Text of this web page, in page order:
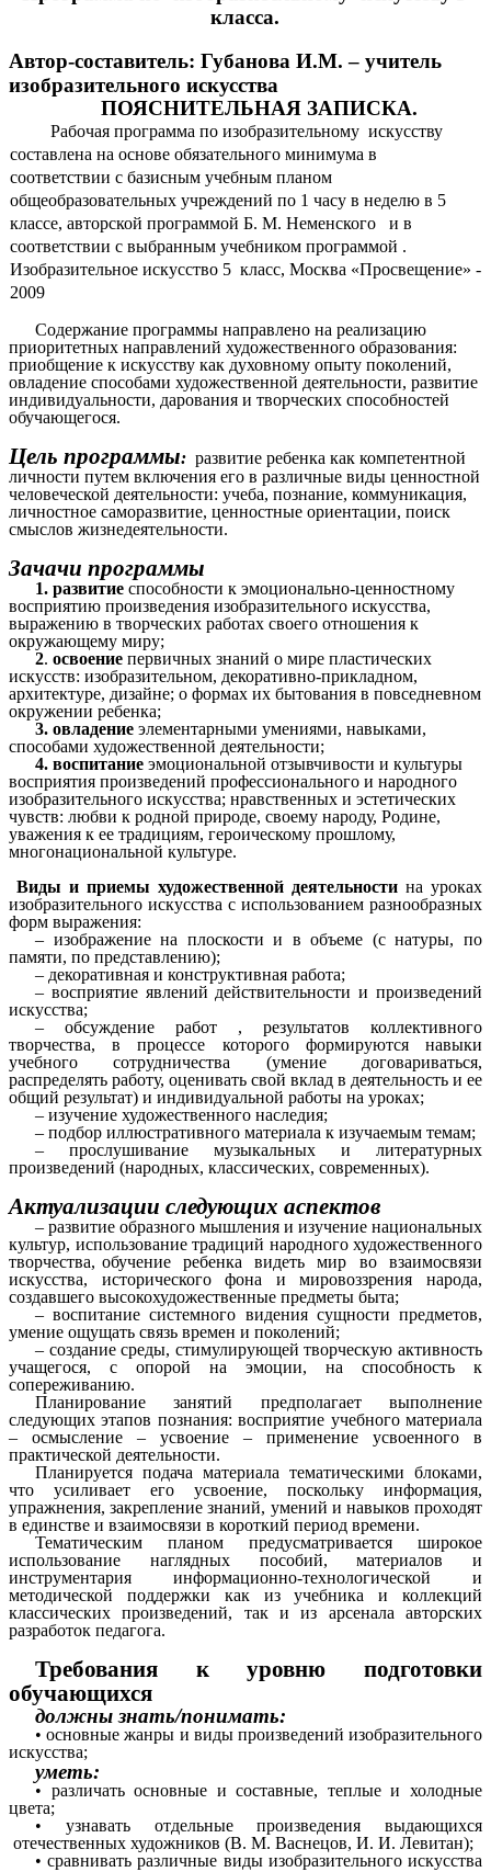
класса.
Автор-составитель: Губанова И.М. – учитель
изобразительного искусства
ПОЯСНИТЕЛЬНАЯ ЗАПИСКА.
Рабочая программа по изобразительному искусству
составлена на основе обязательного минимума в
соответствии с базисным учебным планом
общеобразовательных учреждений по 1 часу в неделю в 5
классе, авторской программой Б. М. Неменского и в
соответствии с выбранным учебником программой .
Изобразительное искусство 5 класс, Москва «Просвещение» -
2009
Содержание программы направлено на реализацию
приоритетных направлений художественного образования:
приобщение к искусству как духовному опыту поколений,
овладение способами художественной деятельности, развитие
индивидуальности, дарования и творческих способностей
обучающегося.
Цель программы: развитие ребенка как компетентной
личности путем включения его в различные виды ценностной
человеческой деятельности: учеба, познание, коммуникация,
личностное саморазвитие, ценностные ориентации, поиск
смыслов жизнедеятельности.
Зачачи программы
1. развитие способности к эмоционально-ценностному
восприятию произведения изобразительного искусства,
выражению в творческих работах своего отношения к
окружающему миру;
2. освоение первичных знаний о мире пластических
искусств: изобразительном, декоративно-прикладном,
архитектуре, дизайне; о формах их бытования в повседневном
окружении ребенка;
3. овладение элементарными умениями, навыками,
способами художественной деятельности;
4. воспитание эмоциональной отзывчивости и культуры
восприятия произведений профессионального и народного
изобразительного искусства; нравственных и эстетических
чувств: любви к родной природе, своему народу, Родине,
уважения к ее традициям, героическому прошлому,
многонациональной культуре.
Виды и приемы художественной деятельности на уроках
изобразительного искусства с использованием разнообразных
форм выражения:
– изображение на плоскости и в объеме (с натуры, по
памяти, по представлению);
– декоративная и конструктивная работа;
– восприятие явлений действительности и произведений
искусства;
– обсуждение работ , результатов коллективного
творчества, в процессе которого формируются навыки
учебного сотрудничества (умение договариваться,
распределять работу, оценивать свой вклад в деятельность и ее
общий результат) и индивидуальной работы на уроках;
– изучение художественного наследия;
– подбор иллюстративного материала к изучаемым темам;
– прослушивание музыкальных и литературных
произведений (народных, классических, современных).
Актуализации следующих аспектов
– развитие образного мышления и изучение национальных
культур, использование традиций народного художественного
творчества, обучение ребенка видеть мир во взаимосвязи
искусства, исторического фона и мировоззрения народа,
создавшего высокохудожественные предметы быта;
– воспитание системного видения сущности предметов,
умение ощущать связь времен и поколений;
– создание среды, стимулирующей творческую активность
учащегося, с опорой на эмоции, на способность к
сопереживанию.
Планирование занятий предполагает выполнение
следующих этапов познания: восприятие учебного материала
– осмысление – усвоение – применение усвоенного в
практической деятельности.
Планируется подача материала тематическими блоками,
что усиливает его усвоение, поскольку информация,
упражнения, закрепление знаний, умений и навыков проходят
в единстве и взаимосвязи в короткий период времени.
Тематическим планом предусматривается широкое
использование наглядных пособий, материалов и
инструментария информационно-технологической и
методической поддержки как из учебника и коллекций
классических произведений, так и из арсенала авторских
разработок педагога.
Требования к уровню подготовки
обучающихся
должны знать/понимать:
• основные жанры и виды произведений изобразительного
искусства;
уметь:
• различать основные и составные, теплые и холодные
цвета;
• узнавать отдельные произведения выдающихся
отечественных художников (В. М. Васнецов, И. И. Левитан);
• сравнивать различные виды изобразительного искусства